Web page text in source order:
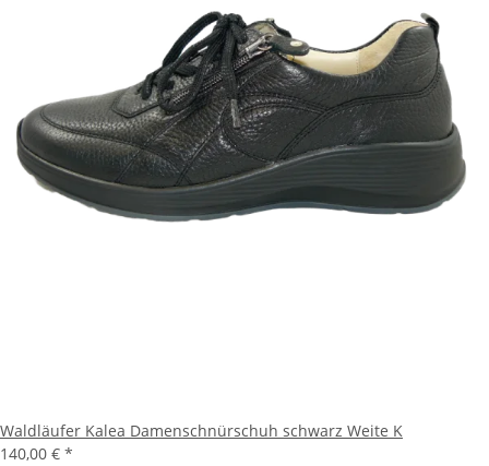
Waldläufer Kalea Damenschnürschuh schwarz Weite K
140,00 € *